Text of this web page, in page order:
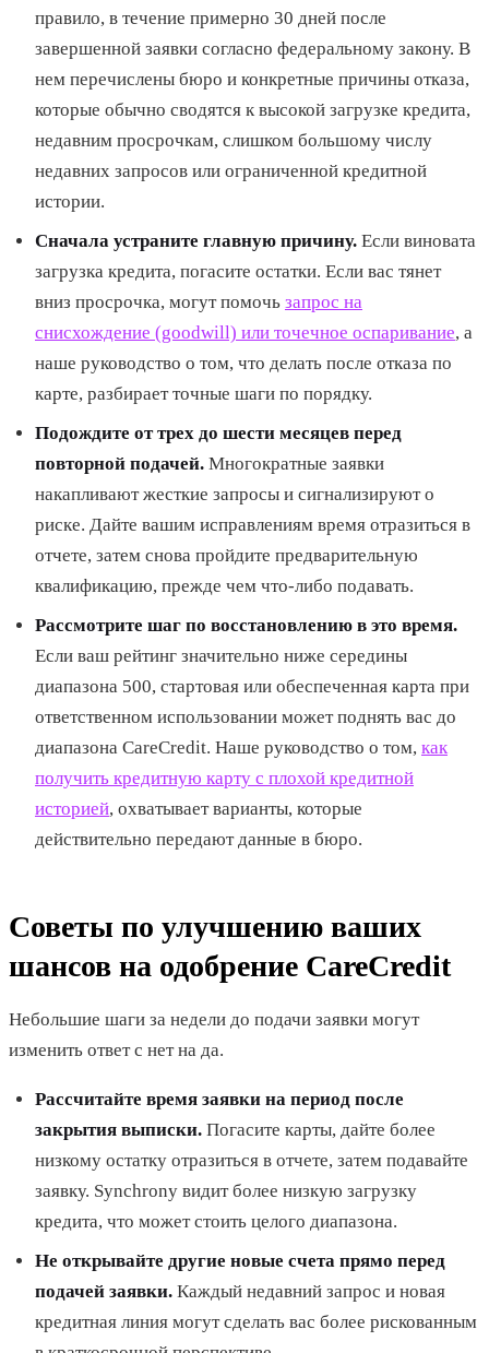
правило, в течение примерно 30 дней после
завершенной заявки согласно федеральному закону. В
нем перечислены бюро и конкретные причины отказа,
которые обычно сводятся к высокой загрузке кредита,
недавним просрочкам, слишком большому числу
недавних запросов или ограниченной кредитной
истории.
Сначала устраните главную причину. Если виновата
загрузка кредита, погасите остатки. Если вас тянет
вниз просрочка, могут помочь запрос на
снисхождение (goodwill) или точечное оспаривание, а
наше руководство о том, что делать после отказа по
карте, разбирает точные шаги по порядку.
Подождите от трех до шести месяцев перед
повторной подачей. Многократные заявки
накапливают жесткие запросы и сигнализируют о
риске. Дайте вашим исправлениям время отразиться в
отчете, затем снова пройдите предварительную
квалификацию, прежде чем что-либо подавать.
Рассмотрите шаг по восстановлению в это время.
Если ваш рейтинг значительно ниже середины
диапазона 500, стартовая или обеспеченная карта при
ответственном использовании может поднять вас до
диапазона CareCredit. Наше руководство о том, как
получить кредитную карту с плохой кредитной
историей, охватывает варианты, которые
действительно передают данные в бюро.
Советы по улучшению ваших
шансов на одобрение CareCredit
Небольшие шаги за недели до подачи заявки могут
изменить ответ с нет на да.
Рассчитайте время заявки на период после
закрытия выписки. Погасите карты, дайте более
низкому остатку отразиться в отчете, затем подавайте
заявку. Synchrony видит более низкую загрузку
кредита, что может стоить целого диапазона.
Не открывайте другие новые счета прямо перед
подачей заявки. Каждый недавний запрос и новая
кредитная линия могут сделать вас более рискованным